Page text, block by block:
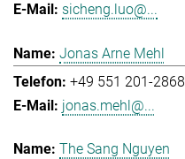
sicheng.luo@...
Jonas Arne Mehl
+49 551 201-2868
jonas.mehl@...
The Sang Nguyen